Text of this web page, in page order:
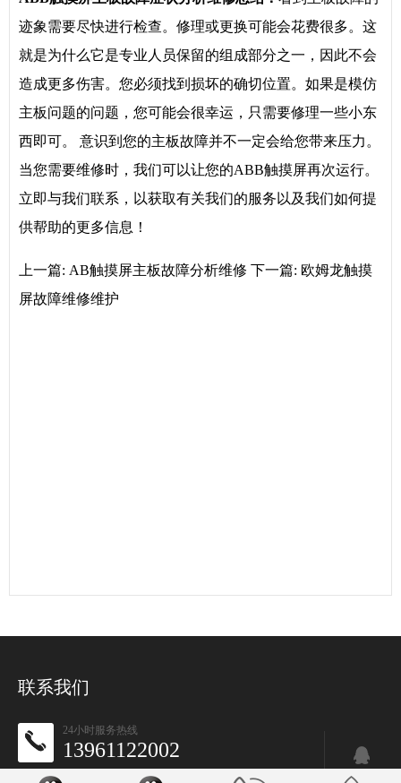
迹象需要尽快进行检查。修理或更换可能会花费很多。这
就是为什么它是专业人员保留的组成部分之一，因此不会
造成更多伤害。您必须找到损坏的确切位置。如果是模仿
主板问题的问题，您可能会很幸运，只需要修理一些小东
西即可。 意识到您的主板故障并不一定会给您带来压力。
当您需要维修时，我们可以让您的ABB触摸屏再次运行。
立即与我们联系，以获取有关我们的服务以及我们如何提
供帮助的更多信息！
上一篇: AB触摸屏主板故障分析维修 下一篇: 欧姆龙触摸
屏故障维修维护
联系我们
24小时服务热线
13961122002
传 真：13961122002